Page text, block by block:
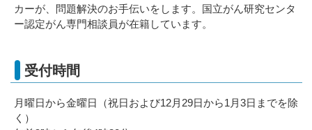
カーが、問題解決のお手伝いをします。国立がん研究センタ
ー認定がん専門相談員が在籍しています。
受付時間
月曜日から金曜日（祝日および12月29日から1月3日までを除
く）